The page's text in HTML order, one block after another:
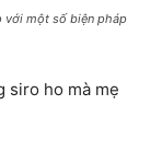
với một số biện pháp
siro ho mà mẹ